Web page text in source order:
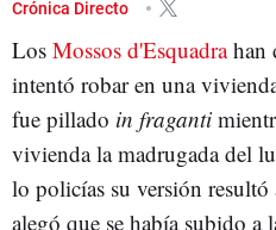
Crónica Directo
Los Mossos d'Esquadrahan
intentó robar en una
fue pillado in fraganti
vivienda la madrugada del
lo policías su versión
alegó que se había subido a